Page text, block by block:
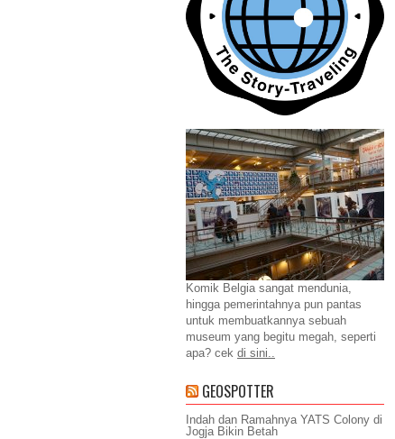
Komik Belgia sangat mendunia,
hingga pemerintahnya pun pantas
untuk membuatkannya sebuah
museum yang begitu megah, seperti
apa? cek di sini..
GEOSPOTTER
Indah dan Ramahnya YATS Colony di
Jogja Bikin Betah